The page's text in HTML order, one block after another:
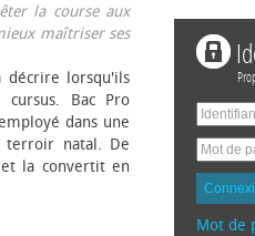
la course aux
maîtriser ses
décrire lorsqu'ils
Bac Pro
dans une
terroir natal. De
la convertit en
Mot de